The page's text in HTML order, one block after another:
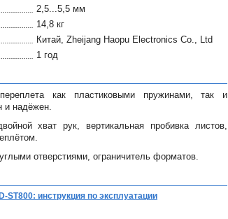
2,5...5,5 мм
14,8 кг
Китай, Zheijang Haopu Electronics Co., Ltd
1 год
как пластиковыми пружинами, так и
и надёжен.
хват рук, вертикальная пробивка листов,
отверстиями, ограничитель форматов.
ST800: инструкция по эксплуатации